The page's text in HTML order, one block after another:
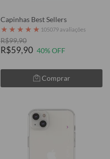
Capinhas Best Sellers
★ ★ ★ ★ ★ 105079 avaliações
R$99,90
R$59,90 40% OFF
Comprar